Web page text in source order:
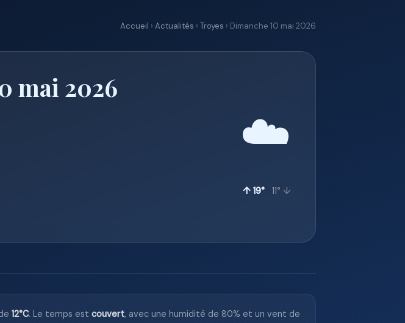
Accueil › Actualités › Troyes › Dimanche 10 mai 2026
mai 2026
☁️
↑ 19° 11° ↓
12°C. Le temps est couvert, avec une humidité de 80% et un vent de